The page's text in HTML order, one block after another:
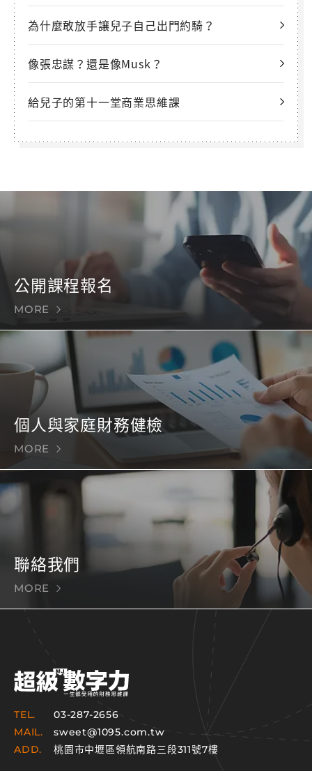
為什麼敢放手讓兒子自己出門約騎？
像張忠謀？還是像Musk？
給兒子的第十一堂商業思維課
公開課程報名
MORE
個人與家庭財務健檢
MORE
聯絡我們
MORE
TEL.
03-287-2656
MAIL.
sweet@1095.com.tw
ADD.
桃園市中壢區領航南路三段311號7樓